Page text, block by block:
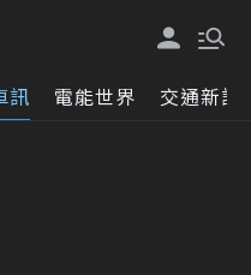
訊 電能世界 交通新訊